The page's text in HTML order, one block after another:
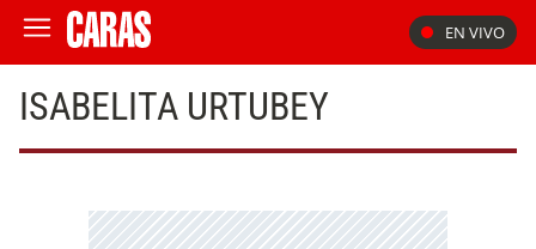
EN VIVO
ISABELITA URTUBEY